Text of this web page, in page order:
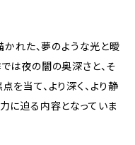
れた、夢のような光と曖
は夜の闇の奥深さと、そ
当て、より深く、より静
に迫る内容となっていま